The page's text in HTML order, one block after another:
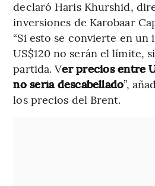
declaró Haris Khurshid,
inversiones de Karobaar
“Si esto se convierte en
US$120 no serán el límite,
partida. Ver precios entre
no sería descabellado”,
los precios del Brent.